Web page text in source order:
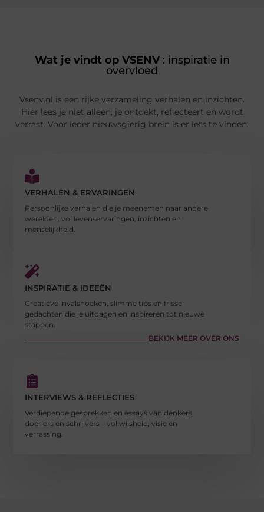
Wat je vindt op VSENV : inspiratie in
overvloed
Vsenv.nl is een rijke verzameling verhalen en inzichten.
Hier lees je niet alleen, je ontdekt, reflecteert en wordt
verrast. Voor ieder nieuwsgierig brein is er iets te vinden.
VERHALEN & ERVARINGEN
Persoonlijke verhalen die je meenemen naar andere
werelden, vol levenservaringen, inzichten en
menselijkheid.
INSPIRATIE & IDEEËN
Creatieve invalshoeken, slimme tips en frisse
gedachten die je uitdagen en inspireren tot nieuwe
stappen.
BEKIJK MEER OVER ONS
INTERVIEWS & REFLECTIES
Verdiepende gesprekken en essays van denkers,
doeners en schrijvers – vol wijsheid, visie en
verrassing.